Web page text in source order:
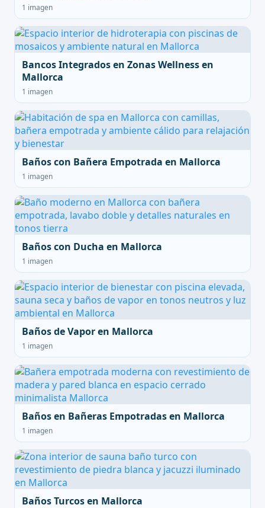
1 imagen
Bancos Integrados en Zonas Wellness en
Mallorca
1 imagen
Baños con Bañera Empotrada en Mallorca
1 imagen
Baños con Ducha en Mallorca
1 imagen
Baños de Vapor en Mallorca
1 imagen
Baños en Bañeras Empotradas en Mallorca
1 imagen
Baños Turcos en Mallorca